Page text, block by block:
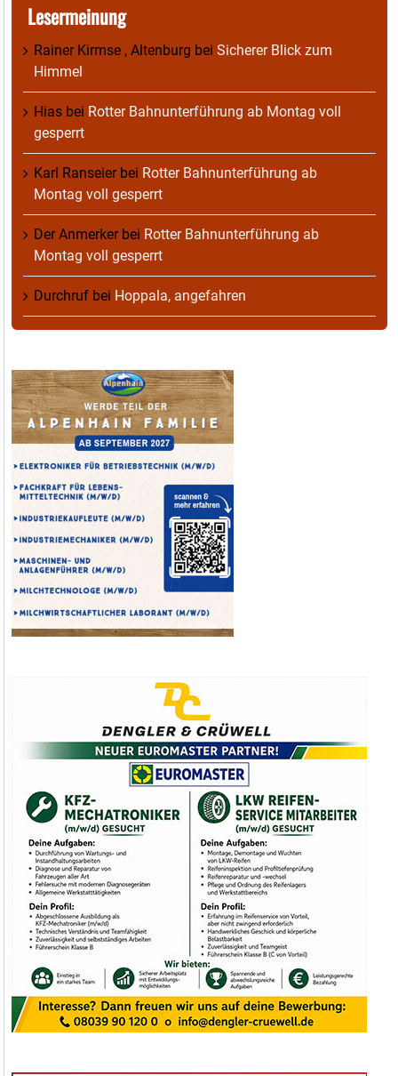
Lesermeinung
Rainer Kirmse , Altenburg bei Sicherer Blick zum
Himmel
Hias bei Rotter Bahnunterführung ab Montag voll
gesperrt
Karl Ranseierbei Rotter Bahnunterführung ab
Montag voll gesperrt
Der Anmerkerbei Rotter Bahnunterführung ab
Montag voll gesperrt
Durchruf bei Hoppala, angefahren